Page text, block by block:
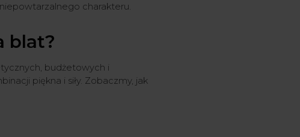
charakteru.
blat?
budżetowych i
piękna i siły. Zobaczmy, jak